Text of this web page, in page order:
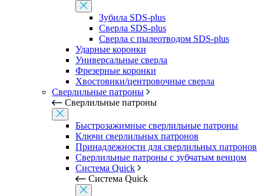
Зубила SDS-plus
Сверла SDS-plus
Сверла с пылеотводом SDS-plus
Ударные коронки
Универсальные сверла
Фрезерные коронки
Хвостовики/центровочные сверла
Сверлильные патроны
Сверлильные патроны
Быстрозажимные сверлильные патроны
Ключи сверлильных патронов
Принадлежности для сверлильных патронов
Сверлильные патроны с зубчатым венцом
Система Quick
Система Quick